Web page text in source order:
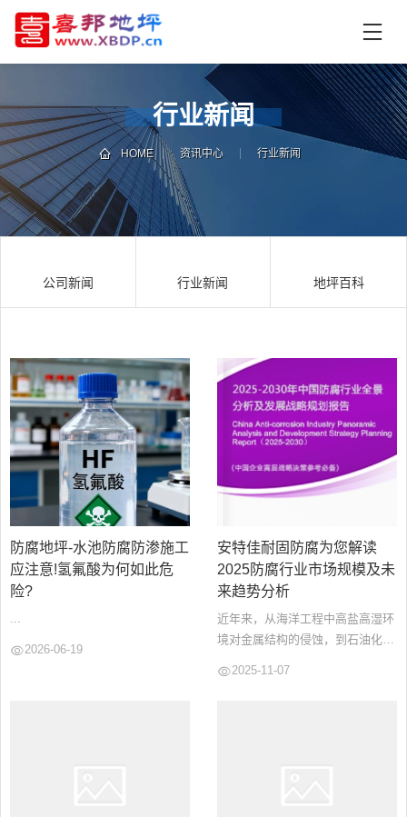
页
中
心
技
术
支
持
资
讯
中
例
我
咨
行业新闻
HOME 资讯中心 行业新闻
公司新闻 行业新闻 地坪百科
防腐地坪-水池防腐防渗施工
应注意!氢氟酸为何如此危
险?
...
2026-06-19
安特佳耐固防腐为您解读
2025防腐行业市场规模及未
来趋势分析
近年来，从海洋工程中高盐高湿环
境对金属结构的侵蚀，到石油化工
2025-11-07